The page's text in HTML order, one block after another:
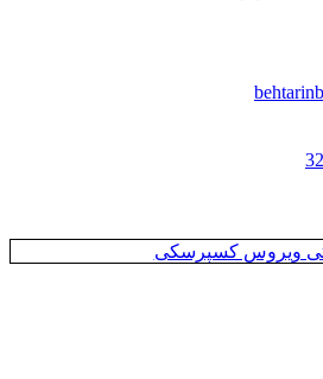
ویروس کسپرسکی